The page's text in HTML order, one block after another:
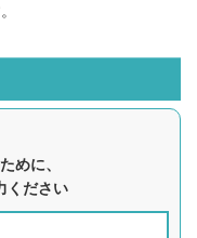
めに、
ください